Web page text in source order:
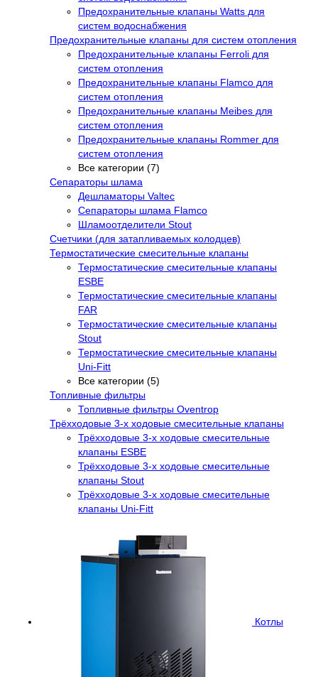
Предохранительные клапаны Watts для
систем водоснабжения
Предохранительные клапаны для систем отопления
Предохранительные клапаны Ferroli для
систем отопления
Предохранительные клапаны Flamco для
систем отопления
Предохранительные клапаны Meibes для
систем отопления
Предохранительные клапаны Rommer для
систем отопления
Все категории (7)
Сепараторы шлама
Дешламаторы Valtec
Сепараторы шлама Flamco
Шламоотделители Stout
Счетчики (для затапливаемых колодцев)
Термостатические смесительные клапаны
Термостатические смесительные клапаны
ESBE
Термостатические смесительные клапаны
FAR
Термостатические смесительные клапаны
Stout
Термостатические смесительные клапаны
Uni-Fitt
Все категории (5)
Топливные фильтры
Топливные фильтры Oventrop
Трёхходовые 3-х ходовые смесительные клапаны
Трёхходовые 3-х ходовые смесительные
клапаны ESBE
Трёхходовые 3-х ходовые смесительные
клапаны Stout
Трёхходовые 3-х ходовые смесительные
клапаны Uni-Fitt
Котлы